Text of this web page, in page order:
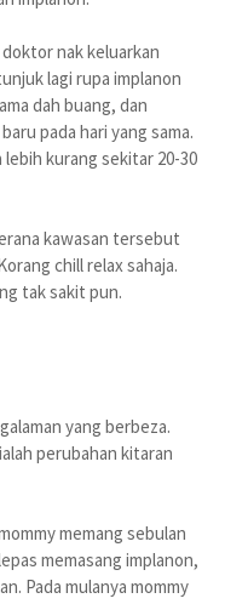
nak keluarkan
lagi rupa implanon
dah buang, dan
pada hari yang sama.
kurang sekitar 20-30
kawasan tersebut
chill relax sahaja.
tak sakit pun.
yang berbeza.
perubahan kitaran
memang sebulan
memasang implanon,
Pada mulanya mommy